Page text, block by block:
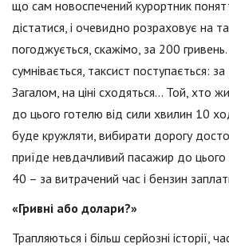
що сам новоспечений курортник
дістатися, і очевидно розраховує на
погоджується, скажімо, за 200
сумнівається, таксист поступається:
Загалом, на ціні сходяться… Той, хто
до цього готелю від сили хвилин 10
буде кружляти, вибирати дорогу
приїде невдачливий пасажир до
40 – за витрачений час і бензин
«Гривні або долари?»
Трапляються і більш серйозні історії,